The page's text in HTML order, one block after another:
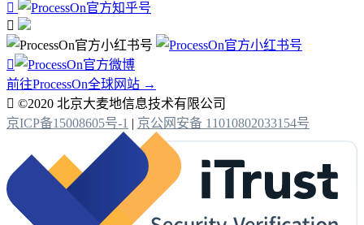



前往ProcessOn全球网站 →
 ©2020 北京大麦地信息技术有限公司
京ICP备15008605号-1 | 京公网安备 11010802033154号